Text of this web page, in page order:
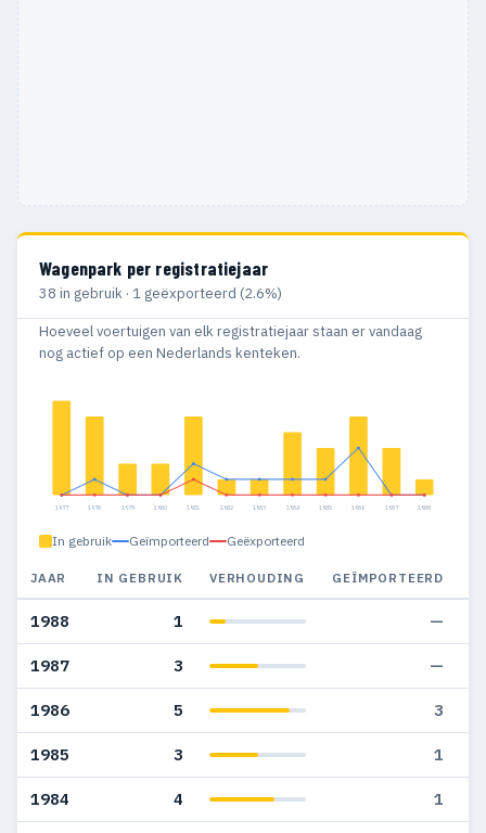
Wagenpark per registratiejaar
38 in gebruik · 1 geëxporteerd (2.6%)
Hoeveel voertuigen van elk registratiejaar staan er vandaag
nog actief op een Nederlands kenteken.
1977 1978 1979 1980 1981 1982 1983 1984 1985 1986 1987 1988
In gebruik Geïmporteerd Geëxporteerd
JAAR IN GEBRUIK VERHOUDING GEÏMPORTEERD
1988 1 —
1987 3 —
1986 5 3
1985 3 1
1984 4 1